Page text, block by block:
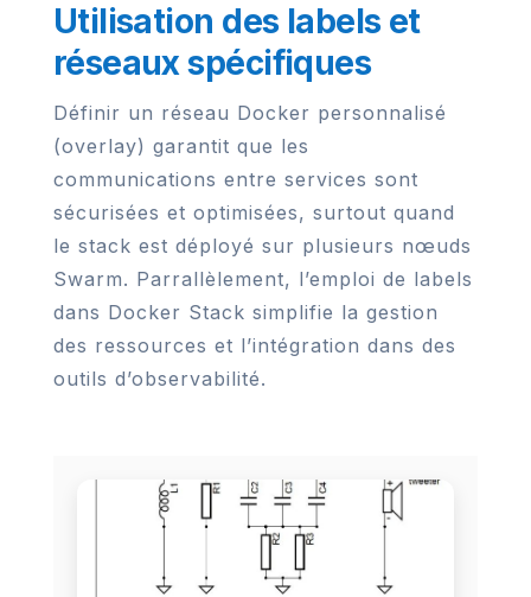
Utilisation des labels et
réseaux spécifiques
Définir un réseau Docker personnalisé
(overlay) garantit que les
communications entre services sont
sécurisées et optimisées, surtout quand
le stack est déployé sur plusieurs nœuds
Swarm. Parrallèlement, l’emploi de labels
dans Docker Stack simplifie la gestion
des ressources et l’intégration dans des
outils d’observabilité.